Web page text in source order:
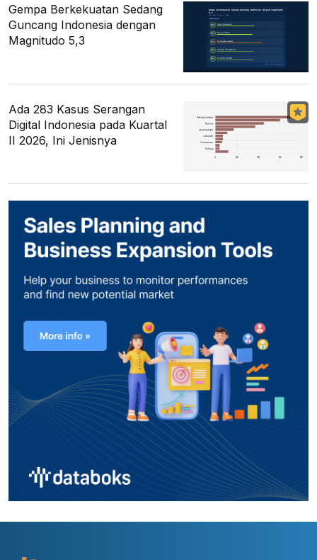
Gempa Berkekuatan Sedang
Guncang Indonesia dengan
Magnitudo 5,3
Ada 283 Kasus Serangan
Digital Indonesia pada Kuartal
II 2026, Ini Jenisnya